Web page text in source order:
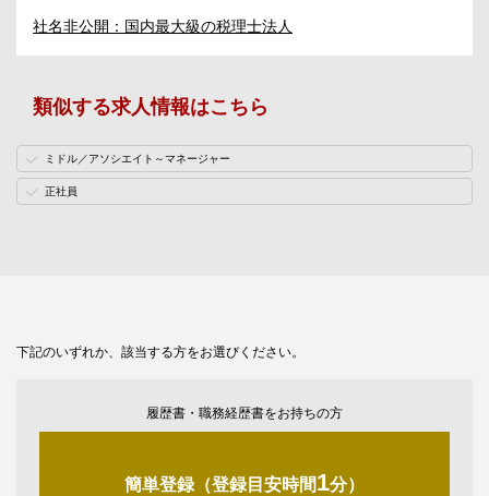
社名非公開：国内最大級の税理士法人
類似する求人情報はこちら
ミドル／アソシエイト～マネージャー
正社員
下記のいずれか、該当する方をお選びください。
履歴書・職務経歴書をお持ちの方
簡単登録（登録目安時間1分）